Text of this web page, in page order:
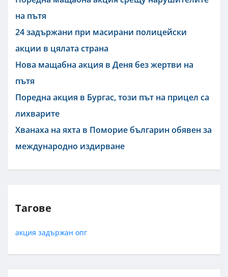
на пътя
24 задържани при масирани полицейски
акции в цялата страна
Нова мащабна акция в Деня без жертви на
пътя
Поредна акция в Бургас, този път на прицел са
лихварите
Хванаха на яхта в Поморие българин обявен за
международно издирване
Тагове
акция задържан опг